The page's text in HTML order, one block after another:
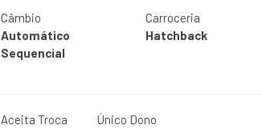
Câmbio
Automático
Sequencial
Carroceria
Hatchback
Aceita Troca
Único Dono